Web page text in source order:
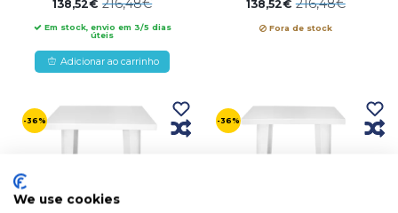
138,52€216,48€
Em stock, envio em 3/5 dias
úteis
Adicionar ao carrinho
138,52€216,48€
Fora de stock
-36% -36%
We use cookies